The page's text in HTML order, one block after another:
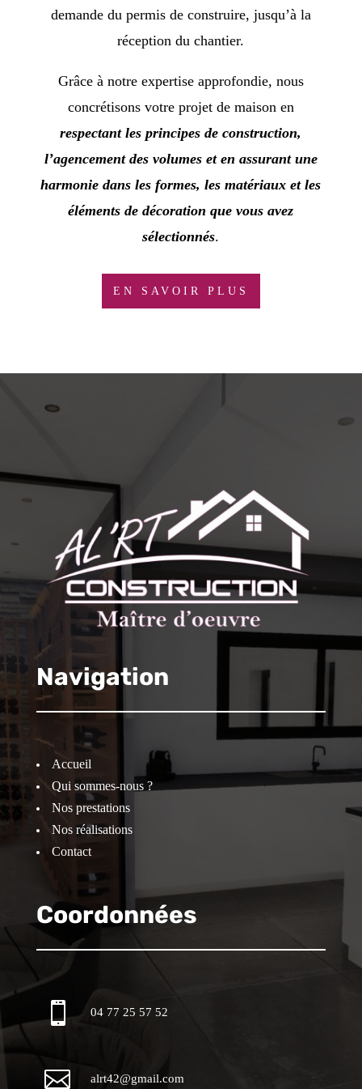
demande du permis de construire, jusqu’à la
réception du chantier.
Grâce à notre expertise approfondie, nous
concrétisons votre projet de maison en
respectant les principes de construction,
l’agencement des volumes et en assurant une
harmonie dans les formes, les matériaux et les
éléments de décoration que vous avez
sélectionnés.
EN SAVOIR PLUS
Navigation
Accueil
Qui sommes-nous ?
Nos prestations
Nos réalisations
Contact
Coordonnées
 04 77 25 57 52
 alrt42@gmail.com